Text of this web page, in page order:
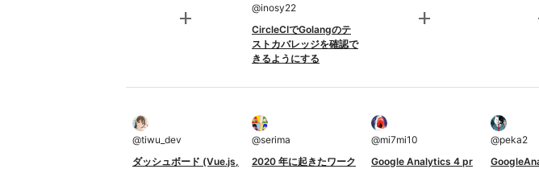
add @inosy22
CircleCIでGolangのテ
ストカバレッジを確認で
きるようにする
add
@tiwu_dev
ダッシュボード (Vue.js,
@serima
2020 年に起きたワーク
@mi7mi10
Google Analytics 4 pr
@peka2